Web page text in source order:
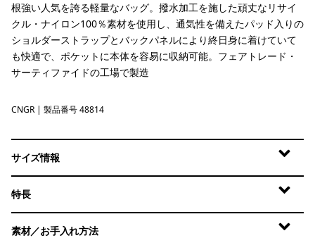
根強い人気を誇る軽量なバッグ。撥水加工を施した頑丈なリサイ
クル・ナイロン100％素材を使用し、通気性を備えたパッド入りの
ショルダーストラップとバックパネルにより終日身に着けていて
も快適で、ポケットに本体を容易に収納可能。フェアトレード・
サーティファイドの工場で製造
Canopy Green
CNGR | 製品番号 48814
サイズ情報
特長
素材／お手入れ方法